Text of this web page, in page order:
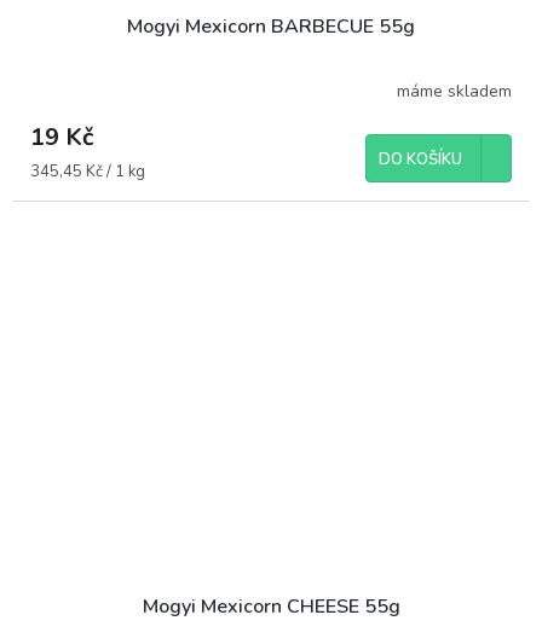
Mogyi Mexicorn BARBECUE 55g
máme skladem
19 Kč
Měrná
345,45 Kč / 1 kg
DO KOŠÍKU
Mogyi Mexicorn CHEESE 55g